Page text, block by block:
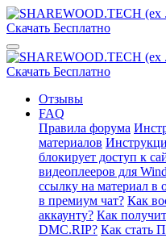
Отзывы
FAQ
Правила форума
материалов
блокирует доступ к
видеоплееров для
ссылку на материал в
в премиум чат? Как
аккаунту? Как
DMC.RIP? Как стать